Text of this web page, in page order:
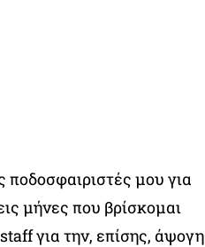
μου για
μήνες που βρίσκομαι
για την, επίσης, άψογη